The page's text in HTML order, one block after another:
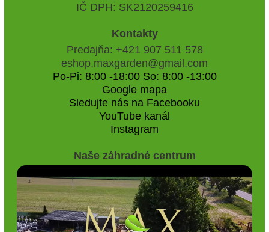
IČ DPH: SK2120259416
Kontakty
Predajňa: +421 907 511 578
eshop.maxgarden@gmail.com
Po-Pi: 8:00 -18:00 So: 8:00 -13:00
Google mapa
Sledujte nás na Facebooku
YouTube kanál
Instagram
Naše záhradné centrum